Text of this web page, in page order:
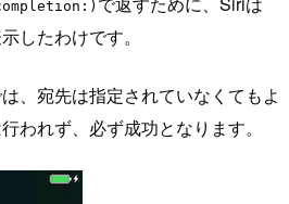
したわけです。
、宛先は指定されていなくてもよ
われず、必ず成功となります。